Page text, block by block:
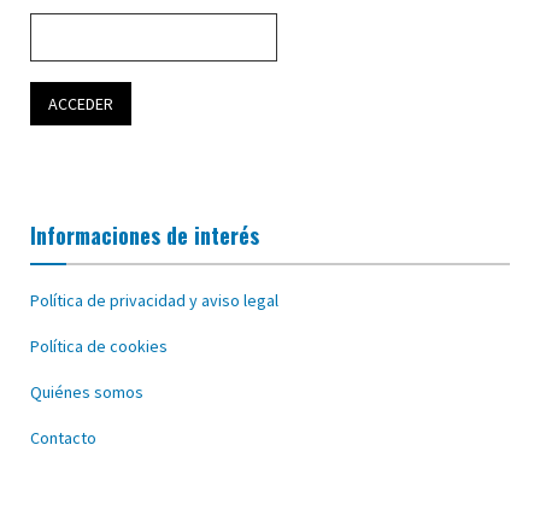
Informaciones de interés
Política de privacidad y aviso legal
Política de cookies
Quiénes somos
Contacto